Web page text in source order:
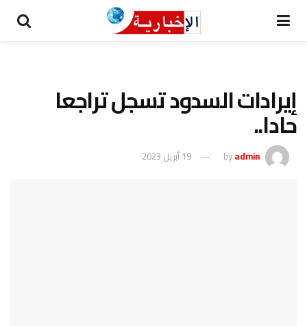
إيرادات السدود تسجل تراجعا
حادا..
byadmin 19 أبريل 2023